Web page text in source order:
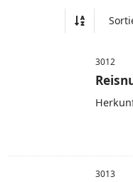
3012
3013